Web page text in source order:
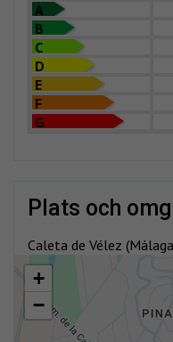
A
B
C
D
E
F
G
plats och
Caleta de Vélez
+
−